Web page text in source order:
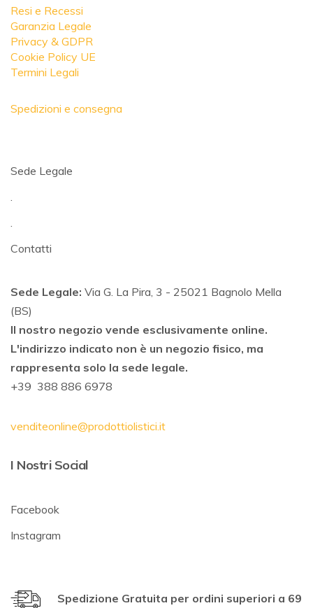
Resi e Recessi
Garanzia Legale
Privacy & GDPR
Cookie Policy UE
Termini Legali
Spedizioni e consegna
Sede Legale
Contatti
Sede Legale: Via G. La Pira, 3 - 25021 Bagnolo Mella
(BS)
Il nostro negozio vende esclusivamente online.
L'indirizzo indicato non è un negozio fisico, ma
rappresenta solo la sede legale.
+39 388 886 6978
venditeonline@prodottiolistici.it
I Nostri Social
Facebook
Instagram
Spedizione Gratuita per ordini superiori a 69